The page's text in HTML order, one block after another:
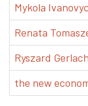
Mykola
Renata
Ryszard
the new